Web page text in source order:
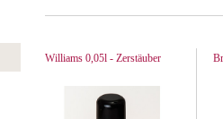
Williams 0,05l - Zerstäuber